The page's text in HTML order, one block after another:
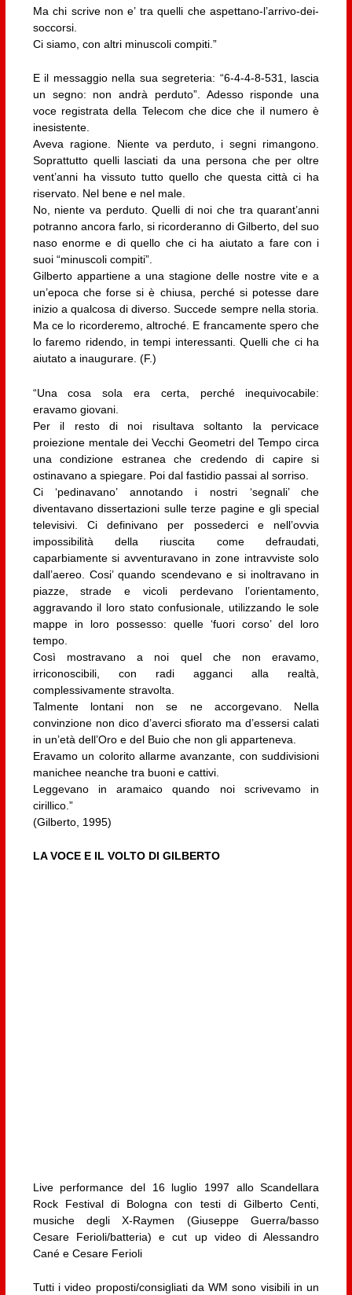
Ma chi scrive non e’ tra quelli che aspettano-l’arrivo-dei-
soccorsi.
Ci siamo, con altri minuscoli compiti.”
E il messaggio nella sua segreteria: “6-4-4-8-531, lascia
un segno: non andrà perduto”. Adesso risponde una
voce registrata della Telecom che dice che il numero è
inesistente.
Aveva ragione. Niente va perduto, i segni rimangono.
Soprattutto quelli lasciati da una persona che per oltre
vent’anni ha vissuto tutto quello che questa città ci ha
riservato. Nel bene e nel male.
No, niente va perduto. Quelli di noi che tra quarant’anni
potranno ancora farlo, si ricorderanno di Gilberto, del suo
naso enorme e di quello che ci ha aiutato a fare con i
suoi “minuscoli compiti”.
Gilberto appartiene a una stagione delle nostre vite e a
un’epoca che forse si è chiusa, perché si potesse dare
inizio a qualcosa di diverso. Succede sempre nella storia.
Ma ce lo ricorderemo, altroché. E francamente spero che
lo faremo ridendo, in tempi interessanti. Quelli che ci ha
aiutato a inaugurare. (F.)
“Una cosa sola era certa, perché inequivocabile:
eravamo giovani.
Per il resto di noi risultava soltanto la pervicace
proiezione mentale dei Vecchi Geometri del Tempo circa
una condizione estranea che credendo di capire si
ostinavano a spiegare. Poi dal fastidio passai al sorriso.
Ci ‘pedinavano’ annotando i nostri ‘segnali’ che
diventavano dissertazioni sulle terze pagine e gli special
televisivi. Ci definivano per possederci e nell’ovvia
impossibilità della riuscita come defraudati,
caparbiamente si avventuravano in zone intravviste solo
dall’aereo. Cosi’ quando scendevano e si inoltravano in
piazze, strade e vicoli perdevano l’orientamento,
aggravando il loro stato confusionale, utilizzando le sole
mappe in loro possesso: quelle ‘fuori corso’ del loro
tempo.
Così mostravano a noi quel che non eravamo,
irriconoscibili, con radi agganci alla realtà,
complessivamente stravolta.
Talmente lontani non se ne accorgevano. Nella
convinzione non dico d’averci sfiorato ma d’essersi calati
in un’età dell’Oro e del Buio che non gli apparteneva.
Eravamo un colorito allarme avanzante, con suddivisioni
manichee neanche tra buoni e cattivi.
Leggevano in aramaico quando noi scrivevamo in
cirillico.”
(Gilberto, 1995)
LA VOCE E IL VOLTO DI GILBERTO
Live performance del 16 luglio 1997 allo Scandellara
Rock Festival di Bologna con testi di Gilberto Centi,
musiche degli X-Raymen (Giuseppe Guerra/basso
Cesare Ferioli/batteria) e cut up video di Alessandro
Cané e Cesare Ferioli
Tutti i video proposti/consigliati da WM sono visibili in un